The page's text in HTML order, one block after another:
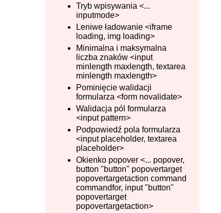
Tryb wpisywania <...
inputmode>
Leniwe ładowanie <iframe
loading, img loading>
Minimalna i maksymalna
liczba znaków <input
minlength maxlength, textarea
minlength maxlength>
Pominięcie walidacji
formularza <form novalidate>
Walidacja pól formularza
<input pattern>
Podpowiedź pola formularza
<input placeholder, textarea
placeholder>
Okienko popover <... popover,
button "button" popovertarget
popovertargetaction command
commandfor, input "button"
popovertarget
popovertargetaction>